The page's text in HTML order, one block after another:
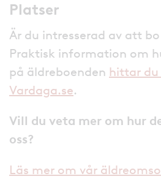
Platser
Är du intresserad av att
Praktisk information om
på äldreboenden hittar du
Vardaga.se.
Vill du veta mer om hur
oss?
Läs mer om vår